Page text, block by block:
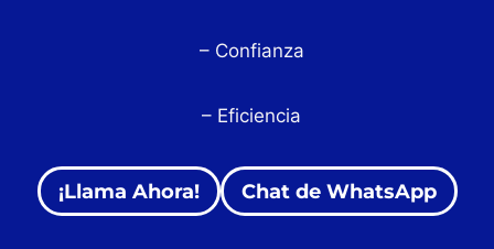
– Confianza
– Eficiencia
¡Llama Ahora! Chat de WhatsApp